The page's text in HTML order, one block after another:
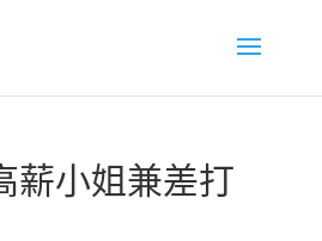
薪小姐兼差打